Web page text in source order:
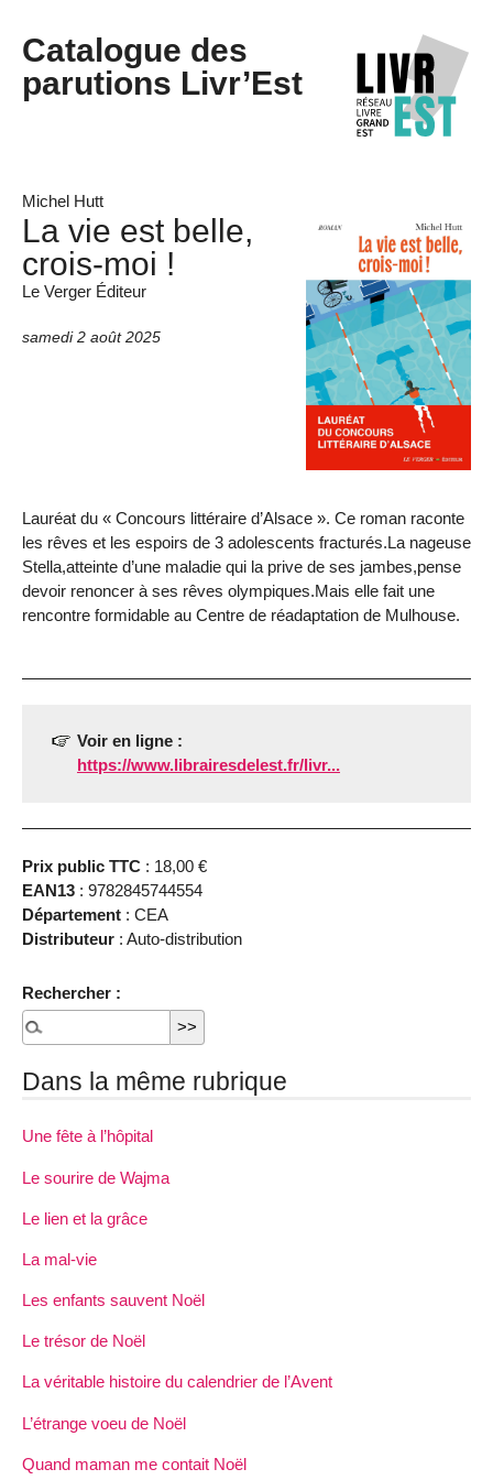
Catalogue des
parutions Livr’Est
Michel Hutt
La vie est belle,
crois-moi !
Le Verger Éditeur
samedi 2 août 2025
Lauréat du « Concours littéraire d’Alsace ». Ce roman raconte
les rêves et les espoirs de 3 adolescents fracturés.La nageuse
Stella,atteinte d’une maladie qui la prive de ses jambes,pense
devoir renoncer à ses rêves olympiques.Mais elle fait une
rencontre formidable au Centre de réadaptation de Mulhouse.
Voir en ligne :
https://www.librairesdelest.fr/livr...
Prix public TTC : 18,00 €
EAN13 : 9782845744554
Département : CEA
Distributeur : Auto-distribution
Rechercher :
Dans la même rubrique
Une fête à l’hôpital
Le sourire de Wajma
Le lien et la grâce
La mal-vie
Les enfants sauvent Noël
Le trésor de Noël
La véritable histoire du calendrier de l’Avent
L’étrange voeu de Noël
Quand maman me contait Noël